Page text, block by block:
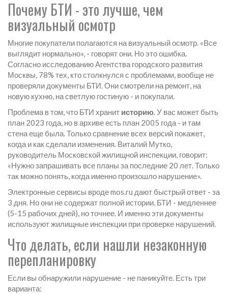
Почему БТИ - это лучше, чем
визуальный осмотр
Многие покупатели полагаются на визуальный осмотр. «Все
выглядит нормально», - говорят они. Но это ошибка.
Согласно исследованию Агентства городского развития
Москвы, 78% тех, кто столкнулся с проблемами, вообще не
проверяли документы БТИ. Они смотрели на ремонт, на
новую кухню, на светлую гостиную - и покупали.
Проблема в том, что БТИ хранит историю. У вас может быть
план 2023 года, но в архиве есть план 2005 года - и там
стена еще была. Только сравнение всех версий покажет,
когда и как сделали изменения. Виталий Мутко,
руководитель Московской жилищной инспекции, говорит:
«Нужно запрашивать все планы за последние 20 лет. Только
так можно понять, когда именно произошло нарушение».
Электронные сервисы вроде mos.ru дают быстрый ответ - за
3 дня. Но они не содержат полной истории. БТИ - медленнее
(5-15 рабочих дней), но точнее. И именно эти документы
используют жилищные инспекции при проверке нарушений.
Что делать, если нашли незаконную
перепланировку
Если вы обнаружили нарушение - не паникуйте. Есть три
варианта: